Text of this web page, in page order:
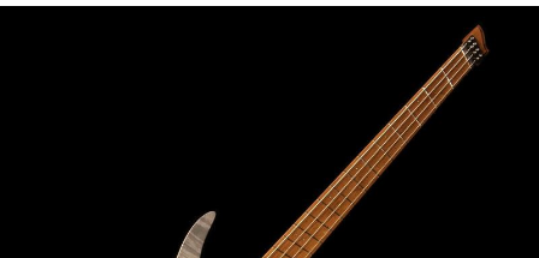
アコギ/エレアコ
ウクレレ